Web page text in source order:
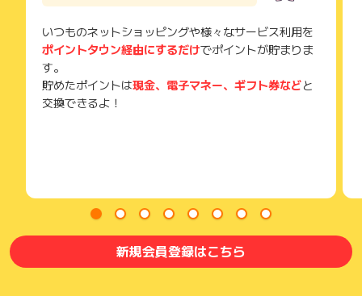
いつものネットショッピングや様々なサービス利用を
ポイントタウン経由にするだけでポイントが貯まりま
す。
貯めたポイントは現金、電子マネー、ギフト券などと
交換できるよ！
新規会員登録はこちら